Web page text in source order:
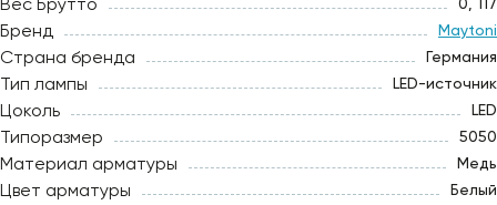
Бренд Maytoni
Страна бренда Германия
Тип лампы LED-источник
Цоколь LED
Типоразмер 5050
Материал арматуры Медь
Цвет арматуры Белый